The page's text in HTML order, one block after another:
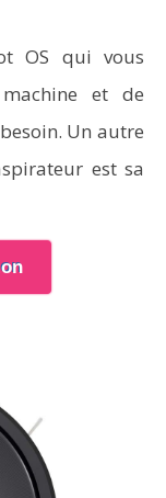
OS qui vous
et de
Un autre
est sa